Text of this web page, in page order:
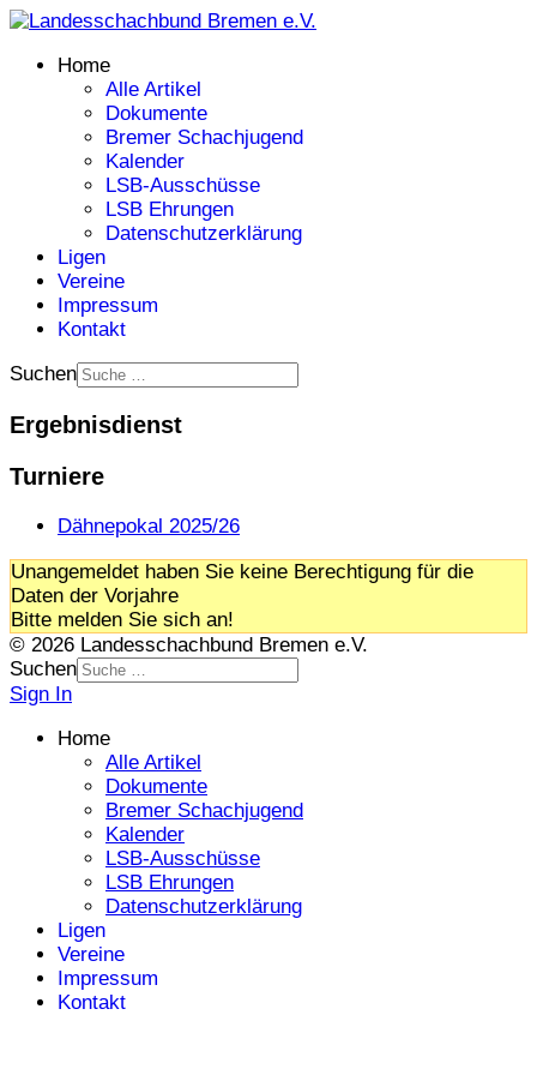
Home
Alle Artikel
Dokumente
Bremer Schachjugend
Kalender
LSB-Ausschüsse
LSB Ehrungen
Datenschutzerklärung
Ligen
Vereine
Impressum
Kontakt
Suchen
Ergebnisdienst
Turniere
Dähnepokal 2025/26
Unangemeldet haben Sie keine Berechtigung für die
Daten der Vorjahre
Bitte melden Sie sich an!
© 2026 Landesschachbund Bremen e.V.
Suchen
Sign In
Home
Alle Artikel
Dokumente
Bremer Schachjugend
Kalender
LSB-Ausschüsse
LSB Ehrungen
Datenschutzerklärung
Ligen
Vereine
Impressum
Kontakt